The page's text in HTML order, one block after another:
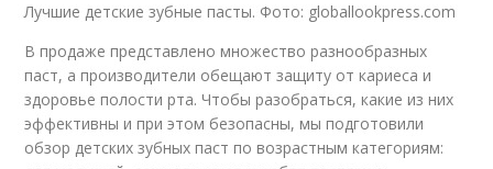
Лучшие детские зубные пасты. Фото: globallookpress.com
В продаже представлено множество разнообразных
паст, а производители обещают защиту от кариеса и
здоровье полости рта. Чтобы разобраться, какие из них
эффективны и при этом безопасны, мы подготовили
обзор детских зубных паст по возрастным категориям: